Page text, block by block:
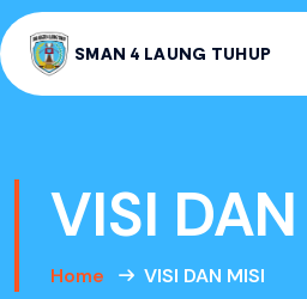
SMAN 4 LAUNG TUHUP
VISI
Home VISI DAN MISI